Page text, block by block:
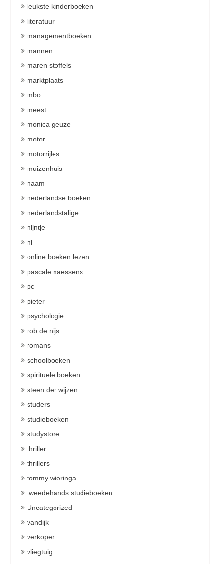
leukste kinderboeken
literatuur
managementboeken
mannen
maren stoffels
marktplaats
mbo
meest
monica geuze
motor
motorrijles
muizenhuis
naam
nederlandse boeken
nederlandstalige
nijntje
nl
online boeken lezen
pascale naessens
pc
pieter
psychologie
rob de nijs
romans
schoolboeken
spirituele boeken
steen der wijzen
studers
studieboeken
studystore
thriller
thrillers
tommy wieringa
tweedehands studieboeken
Uncategorized
vandijk
verkopen
vliegtuig